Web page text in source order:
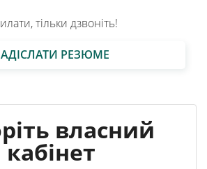
тільки дзвоніть!
РЕЗЮМЕ
власний
кабінет